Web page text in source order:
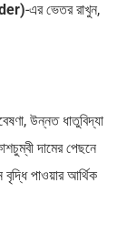
-এর ভেতর রাখুন,
উন্নত ধাতুবিদ্যা
দামের পেছনে
পাওয়ার আর্থিক